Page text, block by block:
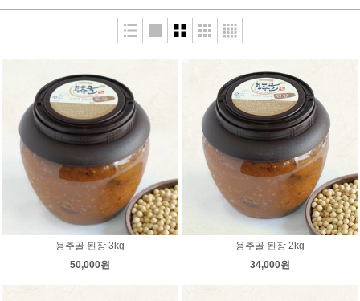
용추골 된장 3kg
50,000원
용추골 된장 2kg
34,000원